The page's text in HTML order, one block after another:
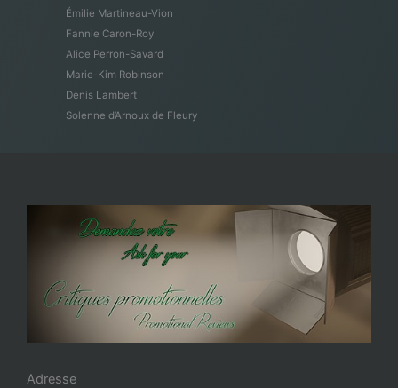
Émilie Martineau-Vion
Fannie Caron-Roy
Alice Perron-Savard
Marie-Kim Robinson
Denis Lambert
Solenne d’Arnoux de Fleury
Adresse